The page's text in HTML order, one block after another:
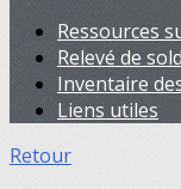
Ressources
Relevé de
Inventaire
Liens utiles
Retour